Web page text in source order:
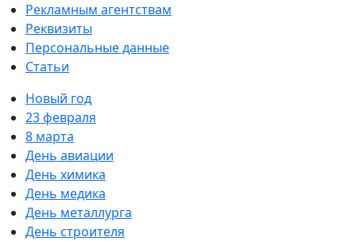
Рекламным агентствам
Реквизиты
Персональные данные
Статьи
Новый год
23 февраля
8 марта
День авиации
День химика
День медика
День металлурга
День строителя